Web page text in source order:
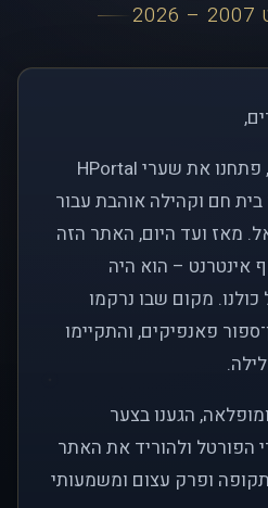
לפני כמעט שני עשורים, פתחנו את שערי HPortal
חם וקהילה אוהבת עבור
מאז ועד היום, האתר הזה
אינטרנט – הוא היה
כולנו. מקום שבו נרקמו
פאנפיקים, והתקיימו
הגענו בצער
הפורטל ולהוריד את האתר
ופרק עצום ומשמעותי